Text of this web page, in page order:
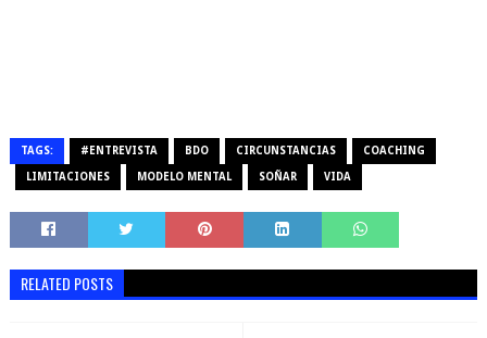
TAGS: #ENTREVISTA BDO CIRCUNSTANCIAS COACHING
LIMITACIONES MODELO MENTAL SOÑAR VIDA
RELATED POSTS